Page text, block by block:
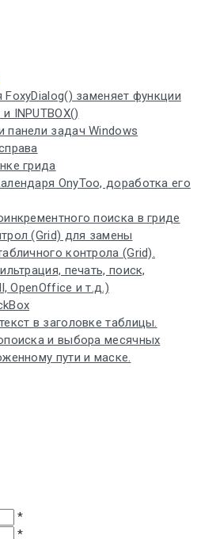
заменяет функции
и INPUTBOX()
панели задач Windows
грида
OnyToo, доработка его
поиска в гриде
(Grid) для замены
контрола (Grid).
печать, поиск,
OpenOffice и т.д.)
в заголовке таблицы.
и выбора месячных
пути и маске.
*
*